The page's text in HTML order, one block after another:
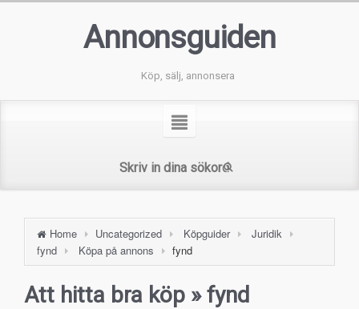
Annonsguiden
Köp, sälj, annonsera
Home Uncategorized Köpguider
Juridik
fynd
Köpa på annons fynd
Att hitta bra köp » fynd